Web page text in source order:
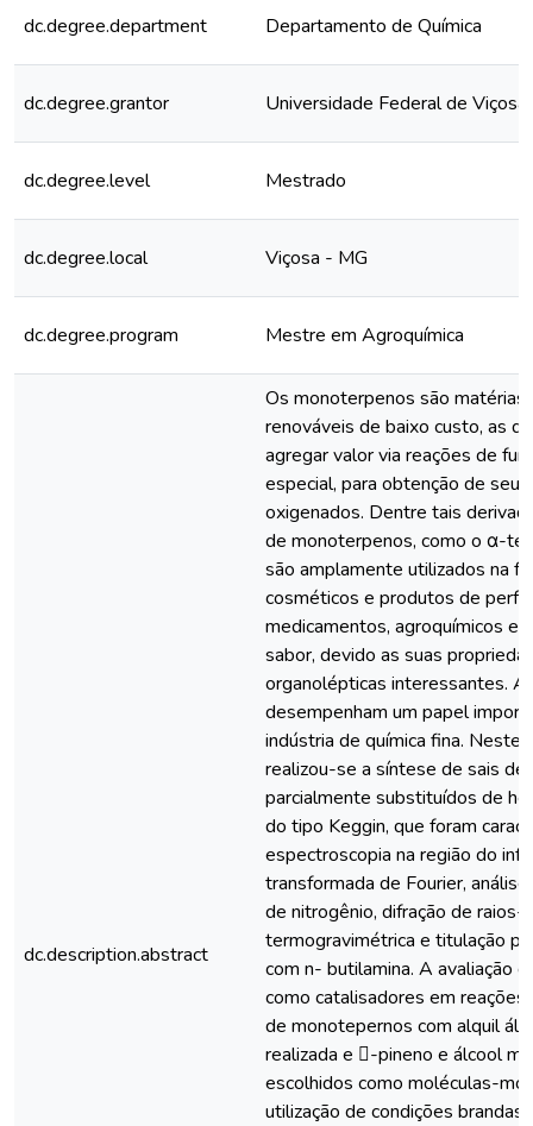
dc.degree.department Departamento de Química
dc.degree.grantor Universidade Federal de Viçosa
dc.degree.level Mestrado
dc.degree.local Viçosa - MG
dc.degree.program Mestre em Agroquímica
dc.description.abstract
Os monoterpenos são
renováveis de baixo custo, as
agregar valor via reações de
especial, para obtenção de
oxigenados. Dentre tais
de monoterpenos, como o α-
são amplamente utilizados na
cosméticos e produtos de
medicamentos, agroquímicos e
sabor, devido as suas
organolépticas interessantes.
desempenham um papel
indústria de química fina. Neste
realizou-se a síntese de sais de
parcialmente substituídos de
do tipo Keggin, que foram
espectroscopia na região do
transformada de Fourier,
de nitrogênio, difração de raios-
termogravimétrica e titulação
com n- butilamina. A avaliação
como catalisadores em
de monotepernos com alquil
realizada e -pineno e álcool
escolhidos como moléculas-
utilização de condições brandas